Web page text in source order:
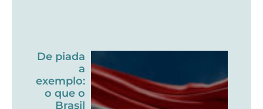
De piada
a
exemplo:
o que o
Brasil